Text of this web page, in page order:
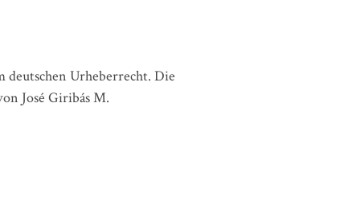
deutschen Urheberrecht. Die
José Giribás M.